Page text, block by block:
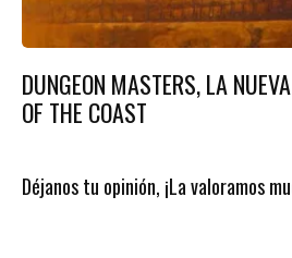
DUNGEON MASTERS, LA
OF THE COAST
Déjanos tu opinión, ¡La valoramos